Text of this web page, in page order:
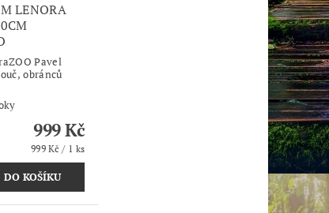
LENORA
Pavel
obránců
999 Kč
999 Kč / 1 ks